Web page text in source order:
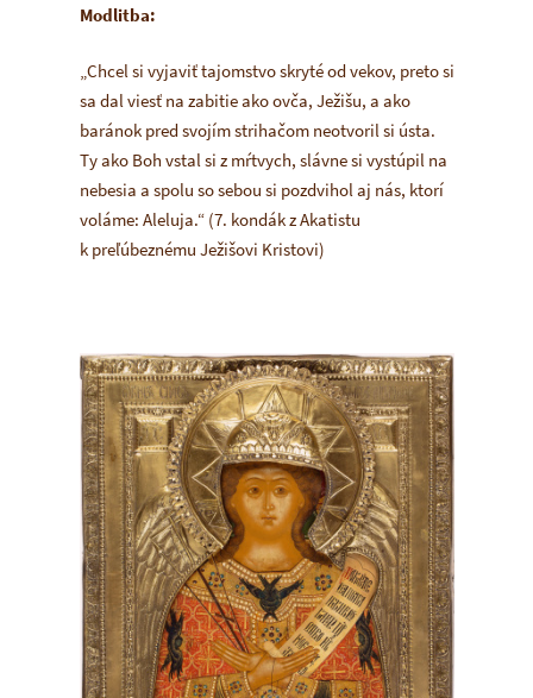
Modlitba:
„Chcel si vyjaviť tajomstvo skryté od vekov, preto si
sa dal viesť na zabitie ako ovča, Ježišu, a ako
baránok pred svojím strihačom neotvoril si ústa.
Ty ako Boh vstal si z mŕtvych, slávne si vystúpil na
nebesia a spolu so sebou si pozdvihol aj nás, ktorí
voláme: Aleluja.“(7. kondák zAkatistu
k preľúbeznému Ježišovi Kristovi)